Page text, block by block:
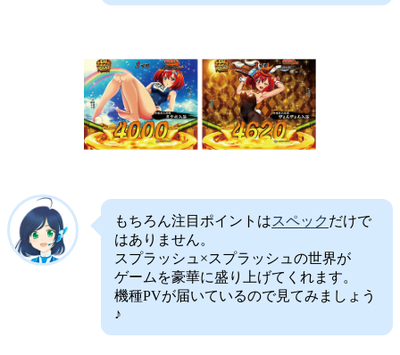
もちろん注目ポイントはスペック だけで
はありません。
スプラッシュ×スプラッシュの世界が
ゲームを豪華に盛り上げてくれます。
機種PVが届いているので見てみましょう
♪